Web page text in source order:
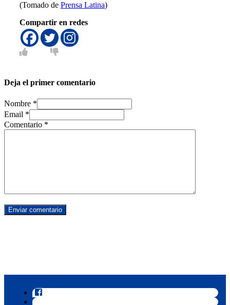
(Tomado de Prensa Latina)
Compartir en redes
Deja el primer comentario
Nombre *
Email *
Comentario *